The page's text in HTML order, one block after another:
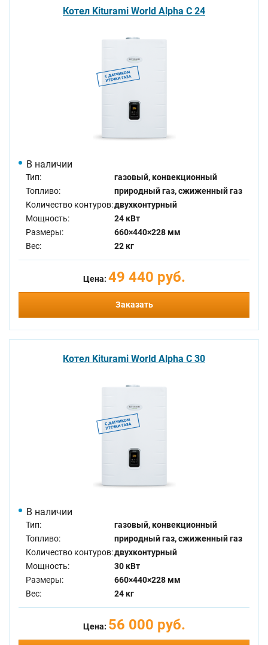
Котел Kiturami World Alpha C 24
В наличии
Тип:
газовый, конвекционный
Топливо:
природный газ, сжиженный газ
Количество контуров:двухконтурный
Мощность:
24 кВт
Размеры:
660×440×228 мм
Вес:
22 кг
Цена: 49 440 руб.
Заказать
Котел Kiturami World Alpha C 30
В наличии
Тип:
газовый, конвекционный
Топливо:
природный газ, сжиженный газ
Количество контуров:двухконтурный
Мощность:
30 кВт
Размеры:
660×440×228 мм
Вес:
24 кг
Цена: 56 000 руб.